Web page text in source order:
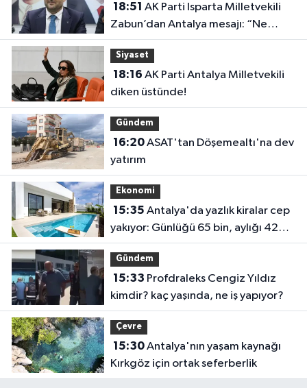
18:51
Zabun’dan Antalya mesajı: “Ne
dediysek o”
Siyaset
18:16
diken üstünde!
Gündem
16:20ASAT'tan Döşemealtı'na dev
yatırım
Ekonomi
15:35
yakıyor: Günlüğü 65 bin, aylığı 425
bin!
Gündem
15:33
kimdir? kaç yaşında, ne iş yapıyor?
Çevre
15:30Antalya'nın yaşam kaynağı
Kırkgöz için ortak seferberlik